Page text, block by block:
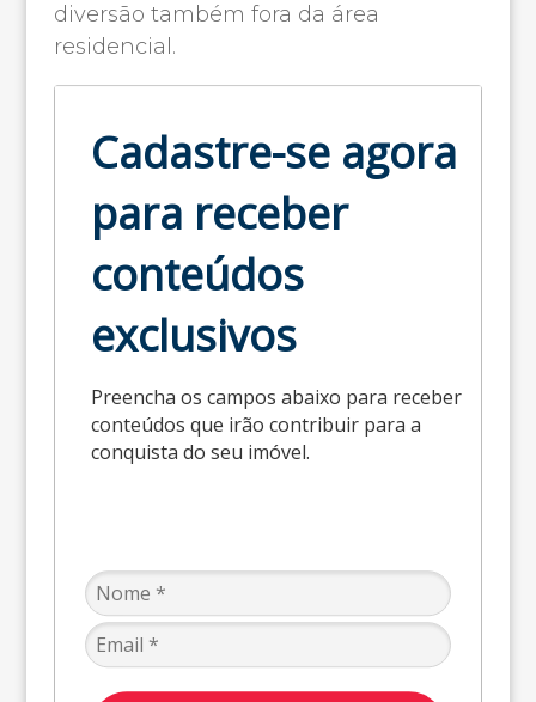
diversão também fora da área
residencial.
Cadastre-se agora
para receber
conteúdos
exclusivos
Preencha os campos abaixo para receber
conteúdos que irão contribuir para a
conquista do seu imóvel.